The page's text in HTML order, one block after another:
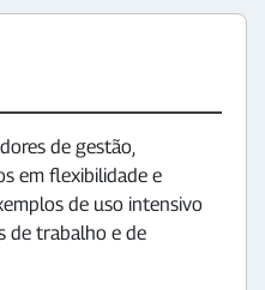
de gestão,
em flexibilidade e
de uso intensivo
de trabalho e de